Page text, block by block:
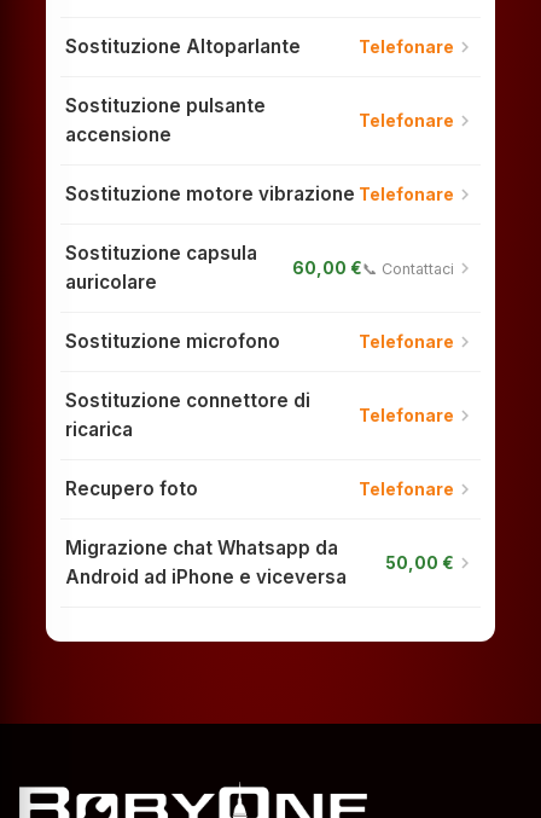
Sostituzione Altoparlante Telefonare chevron_right
Sostituzione pulsante
accensione
Telefonare chevron_right
Sostituzione motore vibrazione Telefonare chevron_right
Sostituzione capsula
auricolare
60,00 €📞 Contattaci chevron_right
Sostituzione microfono Telefonare chevron_right
Sostituzione connettore di
ricarica
Telefonare chevron_right
Recupero foto Telefonare chevron_right
Migrazione chat Whatsapp da
Android ad iPhone e viceversa
50,00 € chevron_right